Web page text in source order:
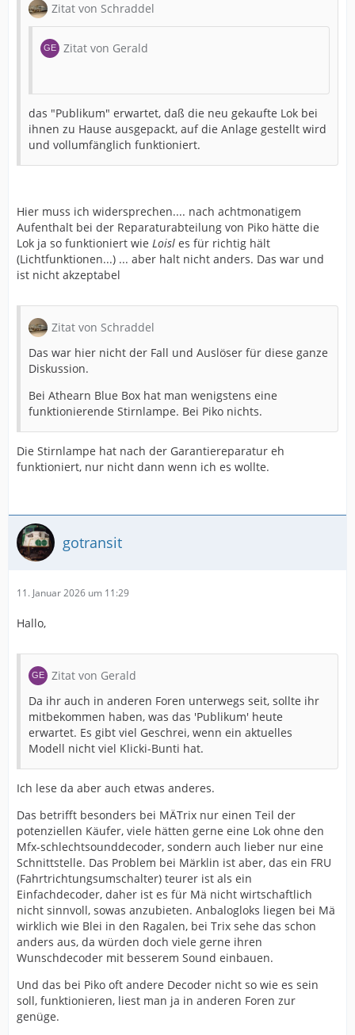
Zitat von Schraddel
Zitat von Gerald
das "Publikum" erwartet, daß die neu gekaufte Lok bei
ihnen zu Hause ausgepackt, auf die Anlage gestellt wird
und vollumfänglich funktioniert.
Hier muss ich widersprechen.... nach achtmonatigem
Aufenthalt bei der Reparaturabteilung von Piko hätte die
Lok ja so funktioniert wie Loisl es für richtig hält
(Lichtfunktionen...) ... aber halt nicht anders. Das war und
ist nicht akzeptabel
Zitat von Schraddel
Das war hier nicht der Fall und Auslöser für diese ganze
Diskussion.
Bei Athearn Blue Box hat man wenigstens eine
funktionierende Stirnlampe. Bei Piko nichts.
Die Stirnlampe hat nach der Garantiereparatur eh
funktioniert, nur nicht dann wenn ich es wollte.
gotransit
11. Januar 2026 um 11:29
Hallo,
Zitat von Gerald
Da ihr auch in anderen Foren unterwegs seit, sollte ihr
mitbekommen haben, was das 'Publikum' heute
erwartet. Es gibt viel Geschrei, wenn ein aktuelles
Modell nicht viel Klicki-Bunti hat.
Ich lese da aber auch etwas anderes.
Das betrifft besonders bei MÄTrix nur einen Teil der
potenziellen Käufer, viele hätten gerne eine Lok ohne den
Mfx-schlechtsounddecoder, sondern auch lieber nur eine
Schnittstelle. Das Problem bei Märklin ist aber, das ein FRU
(Fahrtrichtungsumschalter) teurer ist als ein
Einfachdecoder, daher ist es für Mä nicht wirtschaftlich
nicht sinnvoll, sowas anzubieten. Anbalogloks liegen bei Mä
wirklich wie Blei in den Ragalen, bei Trix sehe das schon
anders aus, da würden doch viele gerne ihren
Wunschdecoder mit besserem Sound einbauen.
Und das bei Piko oft andere Decoder nicht so wie es sein
soll, funktionieren, liest man ja in anderen Foren zur
genüge.